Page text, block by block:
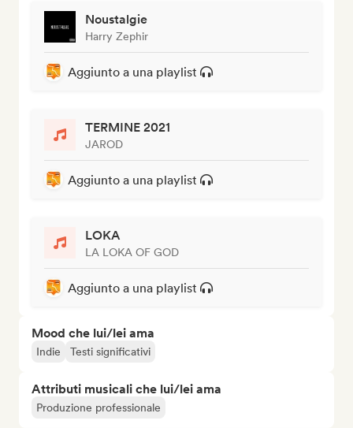
Noustalgie
Harry Zephir
Aggiunto a una playlist
TERMINE 2021
JAROD
Aggiunto a una playlist
LOKA
LA LOKA OF GOD
Aggiunto a una playlist
Mood che lui/lei ama
Indie Testi significativi
Attributi musicali che lui/lei ama
Produzione professionale